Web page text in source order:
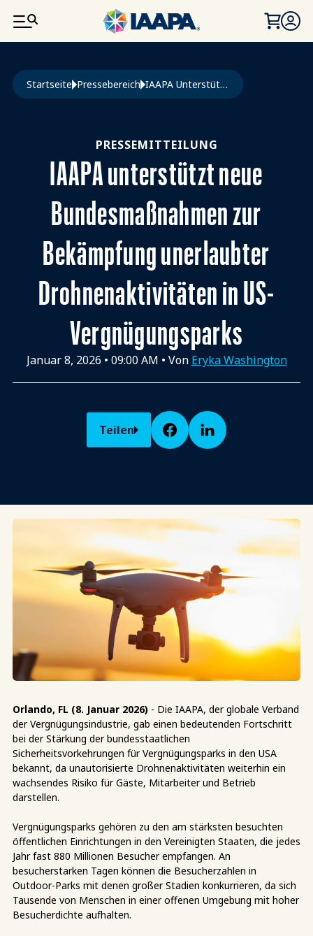
DIREKT ZUM INHALT
Pfadnavigation
Startseite Pressebereich IAAPA Unterstützt Neue Bundesmaßnahmen Zur Bekämpfung Unerlaubter Drohnenaktivitäten In US-Vergnügungsparks
PRESSEMITTEILUNG
IAAPA unterstützt neue
Bundesmaßnahmen zur
Bekämpfung unerlaubter
Drohnenaktivitäten in US-
Vergnügungsparks
Januar 8, 2026 • 09:00 AM • Von Eryka Washington
Teilen
Orlando, FL (8. Januar 2026) - Die IAAPA, der globale Verband
der Vergnügungsindustrie, gab einen bedeutenden Fortschritt
bei der Stärkung der bundesstaatlichen
Sicherheitsvorkehrungen für Vergnügungsparks in den USA
bekannt, da unautorisierte Drohnenaktivitäten weiterhin ein
wachsendes Risiko für Gäste, Mitarbeiter und Betrieb
darstellen.
Vergnügungsparks gehören zu den am stärksten besuchten
öffentlichen Einrichtungen in den Vereinigten Staaten, die jedes
Jahr fast 880 Millionen Besucher empfangen. An
besucherstarken Tagen können die Besucherzahlen in
Outdoor-Parks mit denen großer Stadien konkurrieren, da sich
Tausende von Menschen in einer offenen Umgebung mit hoher
Besucherdichte aufhalten.